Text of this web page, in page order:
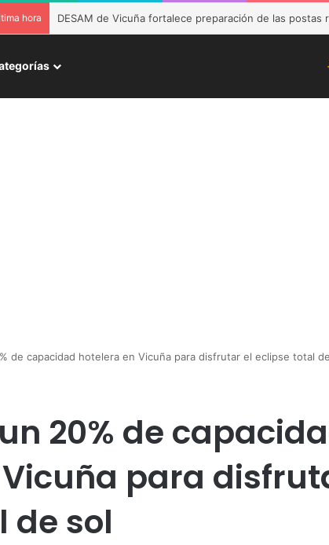
hora DESAM de Vicuña fortalece preparación de las postas
de capacidad hotelera en Vicuña para disfrutar el eclipse total
20% de
para
de sol